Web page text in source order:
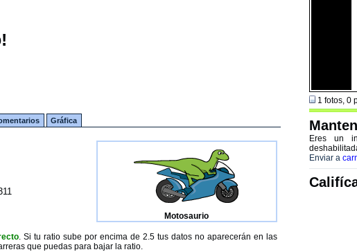
Gráfica
Motosaurio
. Si tu ratio sube por encima de 2.5 tus datos no aparecerán en las
que puedas para bajar la ratio.
1 fotos, 0
Eres un
Enviar a